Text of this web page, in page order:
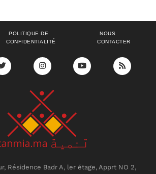
POLITIQUE DE
CONFIDENTIALITÉ
NOUS
CONTACTER
Résidence Badr A, ler étage, Apprt NO 2,